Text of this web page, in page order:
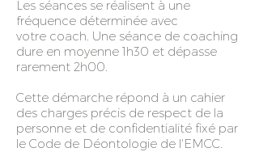
Les séances se réalisent à une
fréquence déterminée avec
votre coach. Une séance de coaching
dure en moyenne 1h30 et dépasse
rarement 2h00.
Cette démarche répond à un cahier
des charges précis de respect de la
personne et de confidentialité fixé par
le Code de Déontologie de l'EMCC.